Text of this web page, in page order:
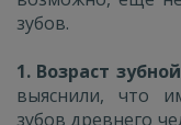
зубов.
1. Возраст
выяснили, что
зубов древнего